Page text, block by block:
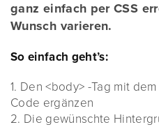
ganz einfach per CSS
Wunsch varieren.
So einfach geht’s:
1. Den <body> -Tag mit
Code ergänzen
2. Die gewünschte